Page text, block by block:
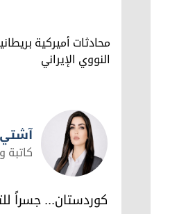
محادثات أميركية
النووي الإيراني
آشتي محمد
كوردستان... جسراً